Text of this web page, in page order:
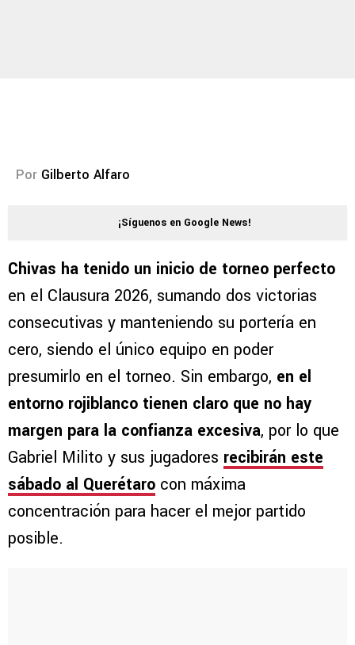
Por Gilberto Alfaro
¡Síguenos en Google News!
Chivas ha tenido un inicio de torneo perfecto
en el Clausura 2026, sumando dos victorias
consecutivas y manteniendo su portería en
cero, siendo el único equipo en poder
presumirlo en el torneo. Sin embargo, en el
entorno rojiblanco tienen claro que no hay
margen para la confianza excesiva, por lo que
Gabriel Milito y sus jugadores recibirán este
sábado al Querétaro con máxima
concentración para hacer el mejor partido
posible.